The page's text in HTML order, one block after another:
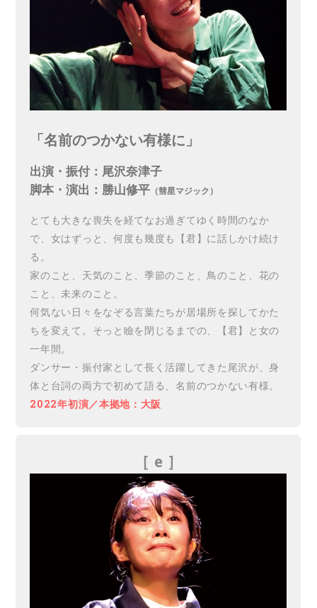
「名前のつかない有様に」
出演・振付：尾沢奈津子
脚本・演出：勝山修平 （彗星マジック）
とても大きな喪失を経てなお過ぎてゆく時間のなか
で、女はずっと、何度も幾度も【君】に話しかけ続け
る。
家のこと、天気のこと、季節のこと、鳥のこと、花の
こと、未来のこと。
何気ない日々をなぞる言葉たちが居場所を探してかた
ちを変えて。そっと瞼を閉じるまでの、【君】と女の
一年間。
ダンサー・振付家として長く活躍してきた尾沢が、身
体と台詞の両方で初めて語る、名前のつかない有様。
2022年初演／本拠地：大阪
［ e ］